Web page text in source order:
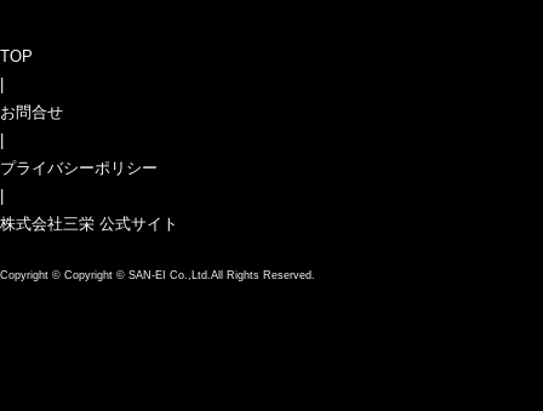
TOP
お問合せ
プライバシーポリシー
株式会社三栄 公式サイト
Copyright © Copyright © SAN-EI Co.,Ltd.All Rights Reserved.